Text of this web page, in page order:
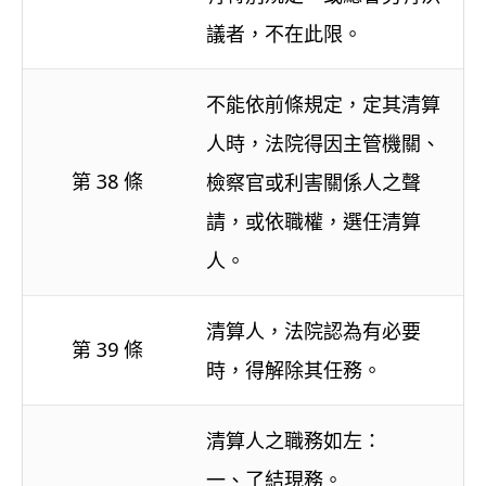
議者，不在此限。
第 38 條
不能依前條規定，定其清算
人時，法院得因主管機關、
檢察官或利害關係人之聲
請，或依職權，選任清算
人。
第 39 條
清算人，法院認為有必要
時，得解除其任務。
清算人之職務如左：
一、了結現務。